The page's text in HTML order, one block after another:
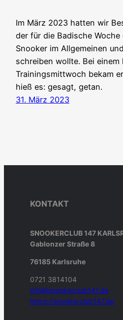
Im März 2023 hatten wir
der für die Badische
Snooker im Allgemeinen
schreiben wollte. Bei einem
Trainingsmittwoch bekam
hieß es: gesagt, getan.
31. März 2023
KONTAKT
SNOOKERCLUB 147
Gablonzer Straße 8
76185 Karlsruhe
0721 3814104
info@snookerclub147.de
https://snookerclub147.de